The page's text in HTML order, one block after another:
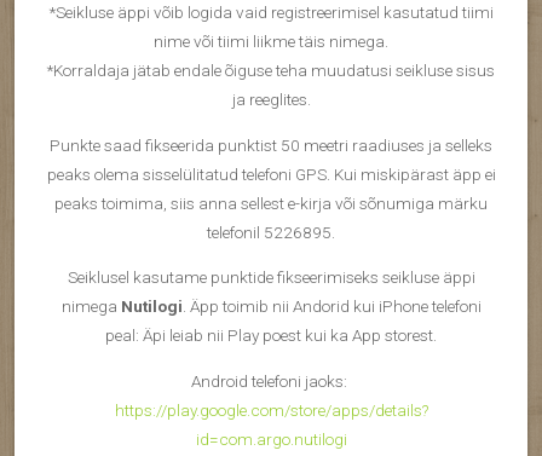
*Seikluse äppi võib logida vaid registreerimisel kasutatud tiimi
nime või tiimi liikme täis nimega.
*Korraldaja jätab endale õiguse teha muudatusi seikluse sisus
ja reeglites.
Punkte saad fikseerida punktist 50 meetri raadiuses ja selleks
peaks olema sisselülitatud telefoni GPS. Kui miskipärast äpp ei
peaks toimima, siis anna sellest e-kirja või sõnumiga märku
telefonil 5226895.
Seiklusel kasutame punktide fikseerimiseks seikluse äppi
nimega Nutilogi . Äpp toimib nii Andorid kui iPhone telefoni
peal: Äpi leiab nii Play poest kui ka App storest.
Android telefoni jaoks:
https://play.google.com/store/apps/details?
id=com.argo.nutilogi